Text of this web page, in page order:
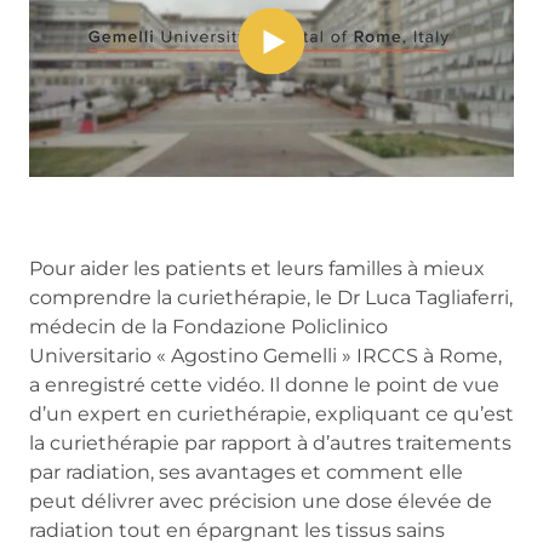
Pour aider les patients et leurs familles à mieux
comprendre la curiethérapie, le Dr Luca Tagliaferri,
médecin de la Fondazione Policlinico
Universitario « Agostino Gemelli » IRCCS à Rome,
a enregistré cette vidéo. Il donne le point de vue
d’un expert en curiethérapie, expliquant ce qu’est
la curiethérapie par rapport à d’autres traitements
par radiation, ses avantages et comment elle
peut délivrer avec précision une dose élevée de
radiation tout en épargnant les tissus sains